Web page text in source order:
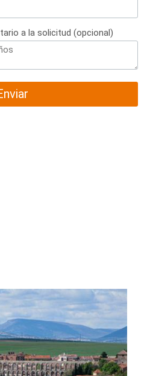
a la solicitud (opcional)